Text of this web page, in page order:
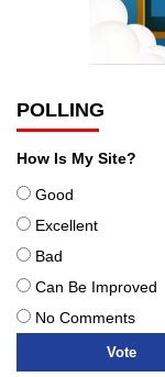
POLLING
How Is My Site?
Good
Excellent
Bad
Can Be Improved
No Comments